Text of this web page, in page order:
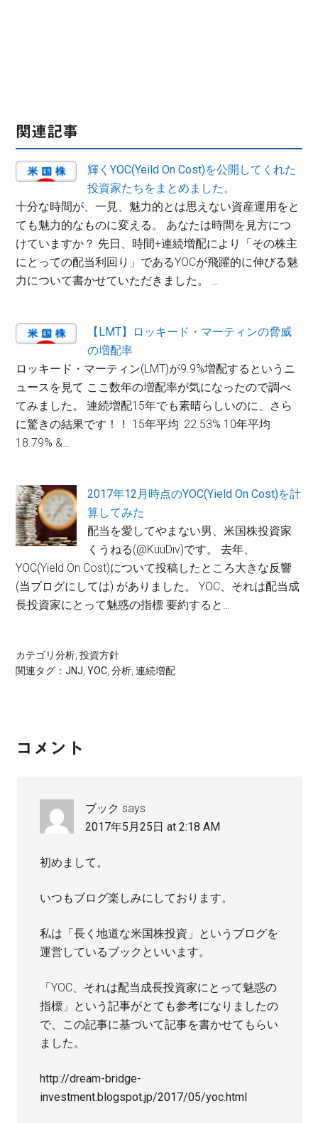
関連記事
輝くYOC(Yeild On Cost)を公開してくれた
投資家たちをまとめました。
十分な時間が、一見、魅力的とは思えない資産運用をと
ても魅力的なものに変える。 あなたは時間を見方につ
けていますか？ 先日、時間+連続増配により「その株主
にとっての配当利回り」であるYOCが飛躍的に伸びる魅
力について書かせていただきました。 …
【LMT】ロッキード・マーティンの脅威
の増配率
ロッキード・マーティン(LMT)が9.9%増配するというニ
ュースを見て ここ数年の増配率が気になったので調べ
てみました。 連続増配15年でも素晴らしいのに、さら
に驚きの結果です！！ 15年平均: 22.53% 10年平均:
18.79% &…
2017年12月時点のYOC(Yield On Cost)を計
算してみた
配当を愛してやまない男、米国株投資家
くうねる(@KuuDiv)です。 去年、
YOC(Yield On Cost)について投稿したところ大きな反響
(当ブログにしては) がありました。 YOC、それは配当成
長投資家にとって魅惑の指標 要約すると…
カテゴリ分析 ,投資方針
関連タグ：JNJ ,YOC ,分析 ,連続増配
Reader
コメント
ブック says
2017年5月25日 at 2:18 AM
初めまして。
いつもブログ楽しみにしております。
私は「長く地道な米国株投資」というブログを
運営しているブックといいます。
「YOC、それは配当成長投資家にとって魅惑の
指標」という記事がとても参考になりましたの
で、この記事に基づいて記事を書かせてもらい
ました。
http://dream-bridge-
investment.blogspot.jp/2017/05/yoc.html